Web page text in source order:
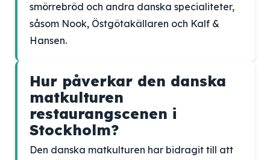
smörrebröd och andra danska specialiteter,
såsom Nook, Östgötakällaren och Kalf &
Hansen.
Hur påverkar den danska
matkulturen
restaurangscenen i
Stockholm?
Den danska matkulturen har bidragit till att